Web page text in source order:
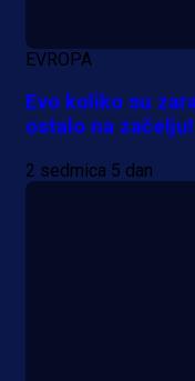
EVROPA
Evo koliko su
ostalo na začelju!
2 sedmica 5 dan